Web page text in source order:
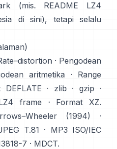
(mis. README LZ4
di sini), tetapi selalu
· Pengodean
aritmetika ·
Range
DEFLATE · zlib · gzip ·
frame · Format XZ.
(1994)
·
T.81 · MP3 ISO/IEC
7 · MDCT.